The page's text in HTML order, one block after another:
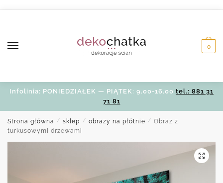
0
Infolinia: PONIEDZIAŁEK — PIĄTEK: 9.00-16.00 tel.: 881 31
71 81
Strona główna / sklep / obrazy na płótnie / Obraz z
turkusowymi drzewami